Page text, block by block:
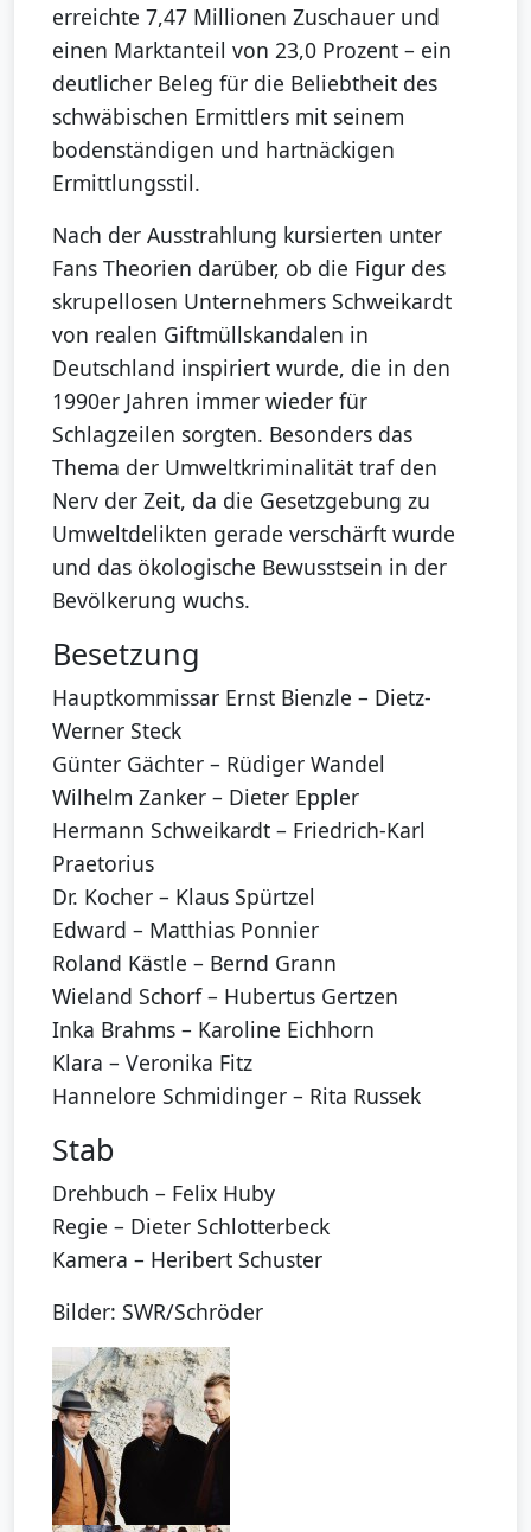
erreichte 7,47 Millionen Zuschauer und
einen Marktanteil von 23,0 Prozent – ein
deutlicher Beleg für die Beliebtheit des
schwäbischen Ermittlers mit seinem
bodenständigen und hartnäckigen
Ermittlungsstil.
Nach der Ausstrahlung kursierten unter
Fans Theorien darüber, ob die Figur des
skrupellosen Unternehmers Schweikardt
von realen Giftmüllskandalen in
Deutschland inspiriert wurde, die in den
1990er Jahren immer wieder für
Schlagzeilen sorgten. Besonders das
Thema der Umweltkriminalität traf den
Nerv der Zeit, da die Gesetzgebung zu
Umweltdelikten gerade verschärft wurde
und das ökologische Bewusstsein in der
Bevölkerung wuchs.
Besetzung
Hauptkommissar Ernst Bienzle – Dietz-
Werner Steck
Günter Gächter – Rüdiger Wandel
Wilhelm Zanker – Dieter Eppler
Hermann Schweikardt – Friedrich-Karl
Praetorius
Dr. Kocher – Klaus Spürtzel
Edward – Matthias Ponnier
Roland Kästle – Bernd Grann
Wieland Schorf – Hubertus Gertzen
Inka Brahms – Karoline Eichhorn
Klara – Veronika Fitz
Hannelore Schmidinger – Rita Russek
Stab
Drehbuch – Felix Huby
Regie – Dieter Schlotterbeck
Kamera – Heribert Schuster
Bilder: SWR/Schröder